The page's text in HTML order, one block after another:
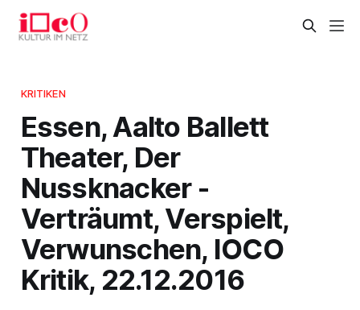
KRITIKEN
Essen, Aalto Ballett
Theater, Der
Nussknacker -
Verträumt, Verspielt,
Verwunschen, IOCO
Kritik, 22.12.2016